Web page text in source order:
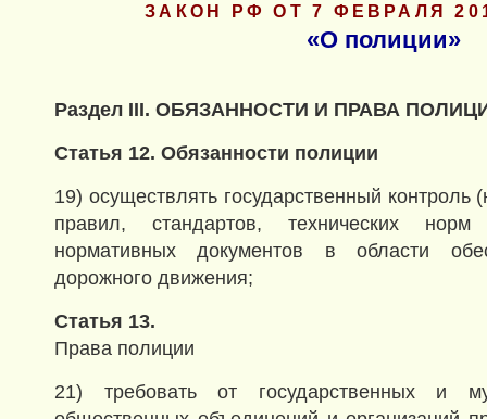
ЗАКОН РФ ОТ 7 ФЕВРАЛЯ
«О полиции»
Раздел III. ОБЯЗАННОСТИ И ПРАВА
Статья 12. Обязанности полиции
19) осуществлять государственный контроль
правил, стандартов, технических
нормативных документов в области
дорожного движения;
Статья 13.
Права полиции
21) требовать от государственных и